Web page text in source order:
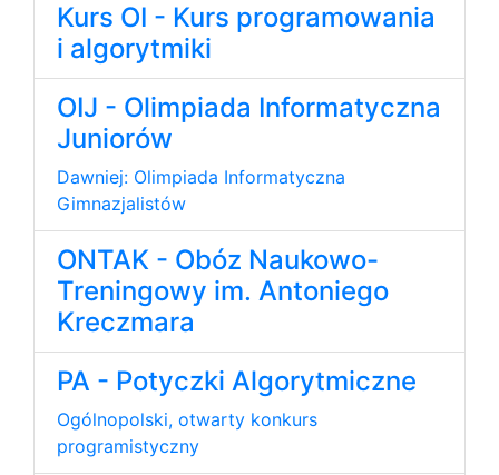
Kurs OI - Kurs programowania
i algorytmiki
OIJ - Olimpiada Informatyczna
Juniorów
Dawniej: Olimpiada Informatyczna
Gimnazjalistów
ONTAK - Obóz Naukowo-
Treningowy im. Antoniego
Kreczmara
PA - Potyczki Algorytmiczne
Ogólnopolski, otwarty konkurs
programistyczny